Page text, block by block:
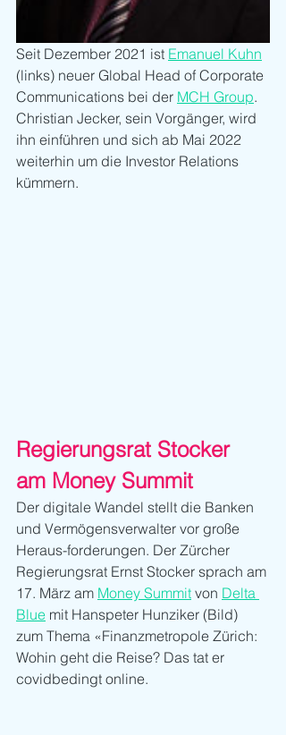
Seit Dezember 2021 ist Emanuel Kuhn
(links) neuer Global Head of Corporate
Communications bei der MCH Group.
Christian Jecker, sein Vorgänger, wird
ihn einführen und sich ab Mai 2022
weiterhin um die Investor Relations
kümmern.
Regierungsrat Stocker
am Money Summit
Der digitale Wandel stellt die Banken
und Vermögensverwalter vor große
Heraus-forderungen. Der Zürcher
Regierungsrat Ernst Stocker sprach am
17. März am Money Summit von Delta
Blue mit Hanspeter Hunziker (Bild)
zum Thema «Finanzmetropole Zürich:
Wohin geht die Reise? Das tat er
covidbedingt online.